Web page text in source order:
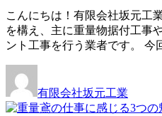
こんにちは！有限会社坂元工
を構え、主に重量物据付工事
ント工事を行う業者です。 今
有限会社坂元工業